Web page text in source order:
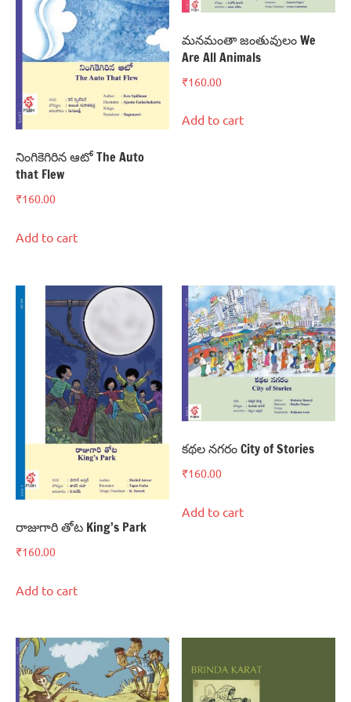
నింగికెగిరిన ఆటో The Auto
that Flew
₹160.00
Add to cart
మనమంతా జంతువులం We
Are All Animals
₹160.00
Add to cart
రాజుగారి తోట King’s Park
₹160.00
Add to cart
కథల నగరం City of Stories
₹160.00
Add to cart